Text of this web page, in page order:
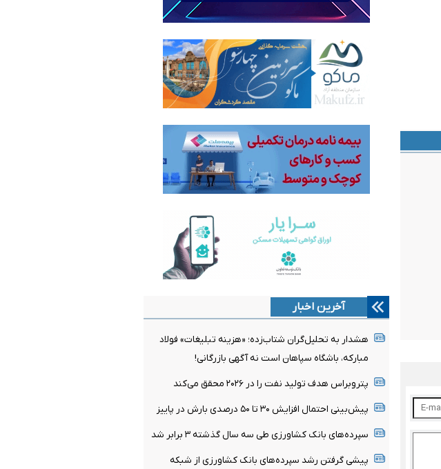
آخرین اخبار
هشدار به تحلیل‌گران شتاب‌زده؛ «هزینه تبلیغات» فولاد
مبارکه، باشگاه سپاهان است نه آگهی بازرگانی!
پتروبراس هدف تولید نفت را در ۲۰۲۶ محقق می‌کند
پیش‌بینی احتمال افزایش ۳۰ تا ۵۰ درصدی بارش در پاییز
سپرده‌های بانک کشاورزی طی سه سال گذشته ۳ برابر شد
پیشی گرفتن رشد سپرده‌های بانک کشاورزی از شبکه